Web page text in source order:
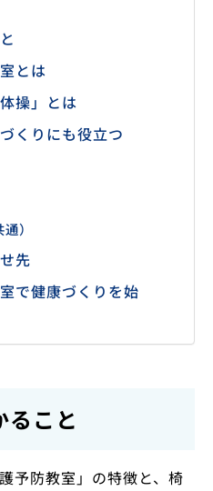
とは
操」とは
くりにも役立つ
）
先
で健康づくりを始
ること
予防教室」の特徴と、椅